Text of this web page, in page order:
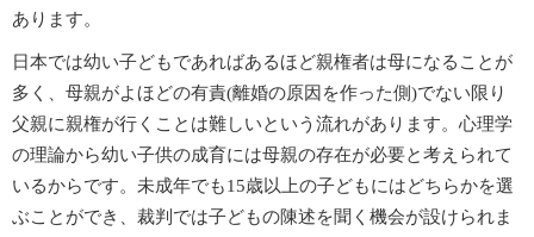
あります。
日本では幼い子どもであればあるほど親権者は母になることが
多く、母親がよほどの有責(離婚の原因を作った側)でない限り
父親に親権が行くことは難しいという流れがあります。心理学
の理論から幼い子供の成育には母親の存在が必要と考えられて
いるからです。未成年でも15歳以上の子どもにはどちらかを選
ぶことができ、裁判では子どもの陳述を聞く機会が設けられま